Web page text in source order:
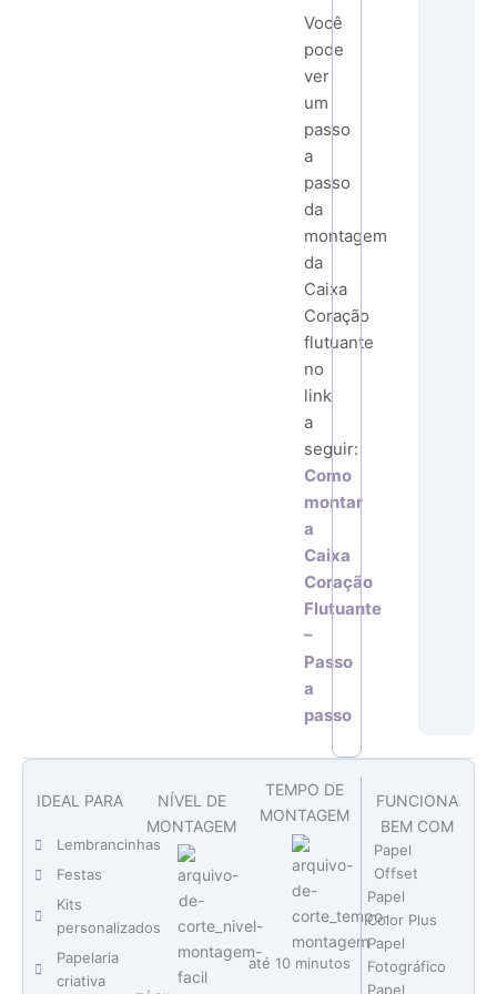
Você
pode
ver
um
passo
a
passo
da
montagem
da
Caixa
Coração
flutuante
no
link
a
seguir:
Como
montar
a
Caixa
Coração
Flutuante
–
Passo
a
passo
IDEAL PARA
Lembrancinhas
Festas
Kits
personalizados
Papelaria
criativa
NÍVEL DE
MONTAGEM
TEMPO DE
MONTAGEM
até 10 minutos
FUNCIONA
BEM COM
Papel
Offset
Papel
Color Plus
Papel
Fotográfico
Papel